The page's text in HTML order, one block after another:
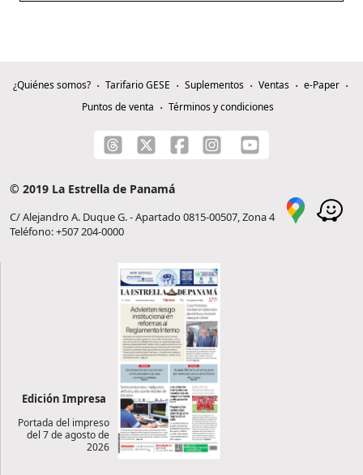
¿Quiénes somos? Tarifario GESE Suplementos Ventas
e-Paper
Puntos de venta
Términos y condiciones
© 2019 La Estrella de Panamá
C/ Alejandro A. Duque G. - Apartado 0815-00507, Zona 4
Teléfono: +507 204-0000
Edición Impresa
Portada del impreso
del 7 de agosto de
2026